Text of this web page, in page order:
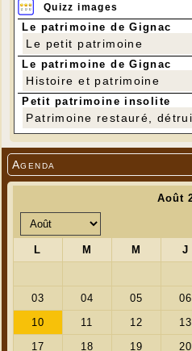
Agenda
Quizz images
Le patrimoine de Gignac
Le petit patrimoine
Le patrimoine de Gignac
Histoire et patrimoine
Petit patrimoine insolite
Patrimoine restauré,